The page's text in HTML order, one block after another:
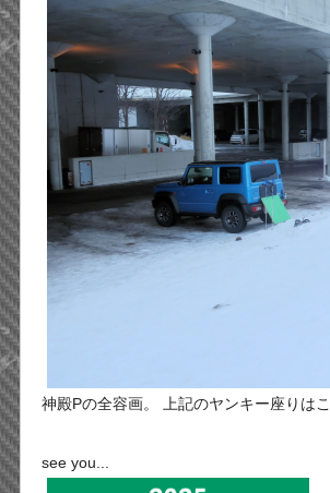
神殿Pの全容画。 上記のヤンキー座りは
see you...